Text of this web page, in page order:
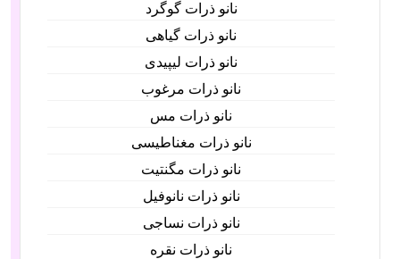
نانو ذرات گوگرد
نانو ذرات گیاهی
نانو ذرات لیپیدی
نانو ذرات مرغوب
نانو ذرات مس
نانو ذرات مغناطیسی
نانو ذرات مگنتیت
نانو ذرات نانوفیل
نانو ذرات نساجی
نانو ذرات نقره